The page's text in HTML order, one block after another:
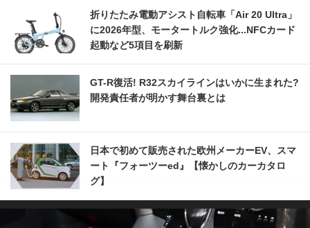
折りたたみ電動アシスト自転車「Air 20 Ultra」
に2026年型、モータートルク強化...NFCカード
起動など5項目を刷新
GT-R復活! R32スカイラインはいかに生まれた?
開発責任者が明かす舞台裏とは
日本で初めて販売された欧州メーカーEV、スマ
ート『フォーツーed』【懐かしのカーカタロ
グ】